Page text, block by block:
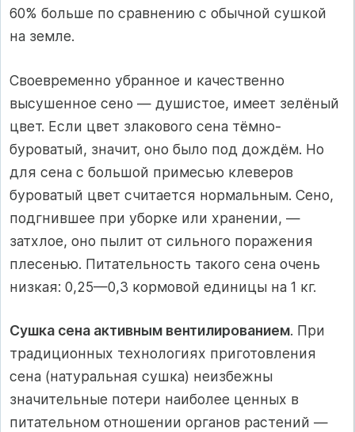
60% больше по сравнению с обычной сушкой
на земле.
Своевременно убранное и качественно
высушенное сено — душистое, имеет зелёный
цвет. Если цвет злакового сена тёмно-
буроватый, значит, оно было под дождём. Но
для сена с большой примесью клеверов
буроватый цвет считается нормальным. Сено,
подгнившее при уборке или хранении, —
затхлое, оно пылит от сильного поражения
плесенью. Питательность такого сена очень
низкая: 0,25—0,3 кормовой единицы на 1 кг.
Сушка сена активным вентилированием. При
традиционных технологиях приготовления
сена (натуральная сушка) неизбежны
значительные потери наиболее ценных в
питательном отношении органов растений —